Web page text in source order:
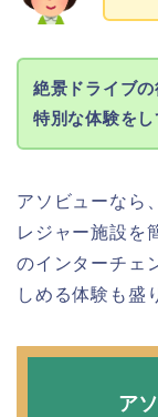
絶景ドライブ
特別な体験を
アソビューなら
レジャー施設を
のインターチェ
しめる体験も盛
ア